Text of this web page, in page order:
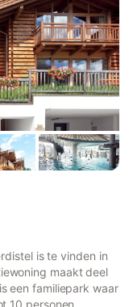
en is met
is te vinden in
maakt deel
een familiepark waar
10 personen